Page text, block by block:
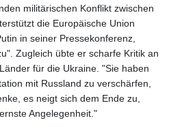
INR 110.076256
IQD
1509.981237
IRR
1590322.371805
ISK 142.598215
JEP 0.857252
JMD 183.057725
militärischen Konflikt zwischen
die Europäische Union
in seiner Pressekonferenz,
Zugleich übte er scharfe Kritik an
für die Ukraine. "Sie haben
mit Russland zu verschärfen,
es neigt sich dem Ende zu,
Angelegenheit."